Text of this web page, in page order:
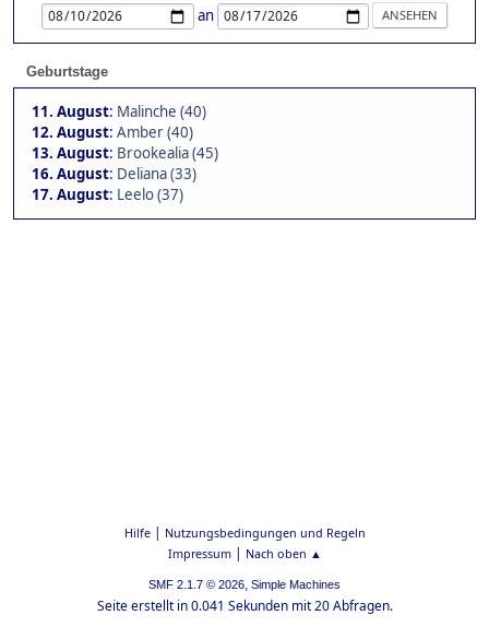
an
Geburtstage
11. August: Malinche (40)
12. August: Amber (40)
13. August: Brookealia (45)
16. August: Deliana (33)
17. August: Leelo (37)
Hilfe| Nutzungsbedingungen und Regeln
Impressum| Nach oben ▲
SMF 2.1.7 © 2026, Simple Machines
Seite erstellt in 0.041 Sekunden mit 20 Abfragen.